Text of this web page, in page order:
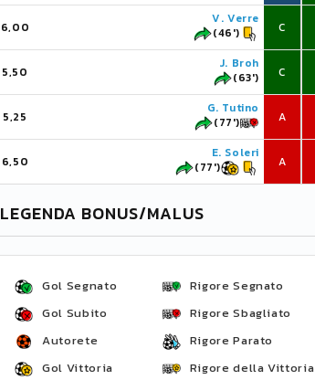
6,00
V. Verre
(46')
C
5,50
J. Broh
(63')
C
5,25
G. Tutino
(77')
A
6,50
E. Soleri
(77')
A
LEGENDA BONUS/MALUS
Gol Segnato
Gol Subito
Autorete
Gol Vittoria
Rigore Segnato
Rigore Sbagliato
Rigore Parato
Rigore della Vittoria